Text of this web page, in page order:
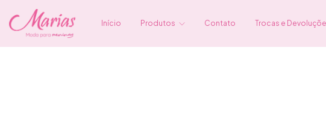
Início Produtos Contato Trocas e